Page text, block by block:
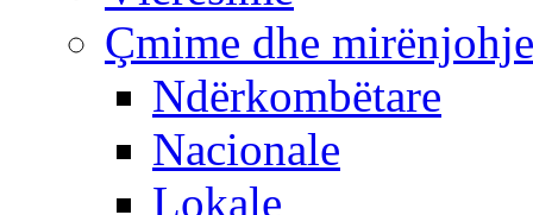
Çmime dhe mirënjohje
Ndërkombëtare
Nacionale
Lokale